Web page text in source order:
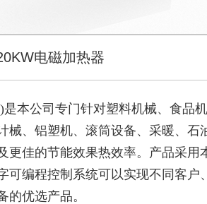
电磁加热器
是本公司专门针对塑料机械、食品
、铝塑机、滚筒设备、采暖、石
佳的节能效果热效率。产品采用
编程控制系统可以实现不同客户
优选产品。